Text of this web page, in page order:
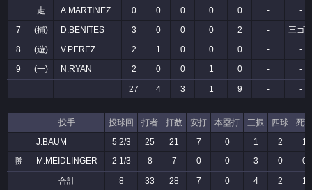
走
A.MARTINEZ 0 0 0 0 0 -
-
7
(捕) D.BENITES 3 0 0 0 2 -
三ゴ
8
(遊) V.PEREZ 2 1 0 0 0 -
-
9
(一) N.RYAN 2 0 0 1 0 - -
27 4 3 1 9 - -
投手 投球回 打者 打数 安打 本塁打 三振 四球
死球
J.BAUM
5 2/3 25 21 7 0 1 2
1
勝
M.MEIDLINGER 2 1/3 8 7 0 0 3 0 0
合計 8 33 28 7 0 4 2 1